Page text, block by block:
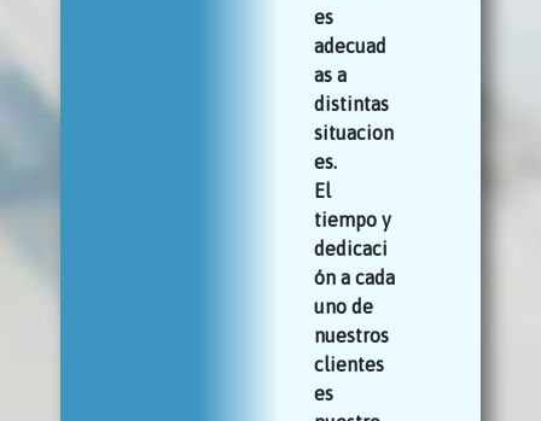
es
adecuad
as a
distintas
situacion
es.
El
tiempo y
dedicaci
ón a cada
uno de
nuestros
clientes
es